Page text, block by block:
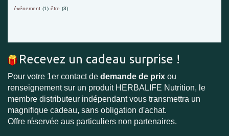
événement (1) être (3)
Recevez un cadeau surprise !
Pour votre 1er contact de demande de prix ou
renseignement sur un produit HERBALIFE Nutrition, le
membre distributeur indépendant vous transmettra un
magnifique cadeau, sans obligation d'achat.
Offre réservée aus particuliers non partenaires.